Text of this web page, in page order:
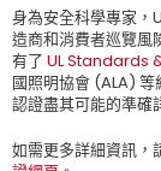
身為安全科學專家，
造商和消費者巡覽風
有了 UL Standards
國照明協會 (ALA)
認證盡其可能的準確
如需更多詳細資訊，